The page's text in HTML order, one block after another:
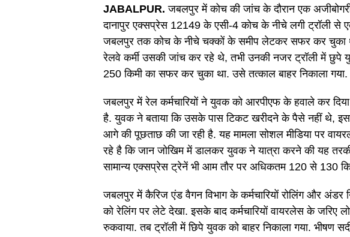
JABALPUR. जबलपुर में कोच की जांच के दौरान एक
दानापुर एक्सप्रेस 12149 के एसी-4 कोच के नीचे लगी ट्रॉली से
जबलपुर तक कोच के नीचे चक्कों के समीप लेटकर सफर कर चुका
रेलवे कर्मी उसकी जांच कर रहे थे, तभी उनकी नजर ट्रॉली में छुपे
250 किमी का सफर कर चुका था. उसे तत्काल बाहर निकाला गया.
जबलपुर में रेल कर्मचारियों ने युवक को आरपीएफ के हवाले कर
है. युवक ने बताया कि उसके पास टिकट खरीदने के पैसे नहीं थे,
आगे की पूछताछ की जा रही है. यह मामला सोशल मीडिया पर
रहे है कि जान जोखिम में डालकर युवक ने यात्रा करने की यह
सामान्य एक्सप्रेस ट्रेनें भी आम तौर पर अधिकतम 120 से 130
जबलपुर में कैरिज एंड वैगन विभाग के कर्मचारियों रोलिंग और
को रेलिंग पर लेटे देखा. इसके बाद कर्मचारियों वायरलेस के जरिए
रुकवाया. तब ट्रॉली में छिपे युवक को बाहर निकाला गया. भीषण